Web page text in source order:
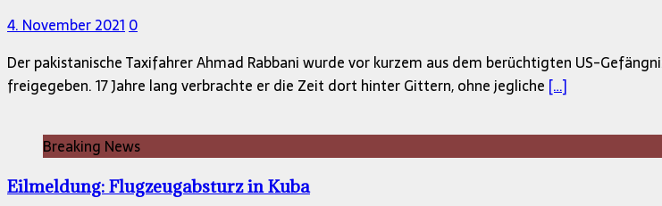
4. November 2021 0
Der pakistanische Taxifahrer Ahmad Rabbani wurde vor kurzem aus dem berüchtigten US-
freigegeben. 17 Jahre lang verbrachte er die Zeit dort hinter Gittern, ohne jegliche […]
Breaking News
Eilmeldung: Flugzeugabsturz in Kuba